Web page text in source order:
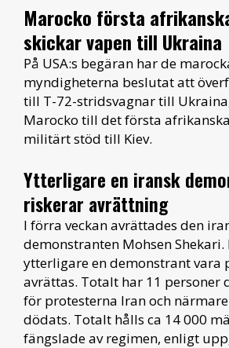
Marocko första
skickar vapen till Ukraina
På USA:s begäran har de
myndigheterna beslutat att
till T-72-stridsvagnar till
Marocko till det första
militärt stöd till Kiev.
Ytterligare en iransk
riskerar avrättning
I förra veckan avrättades den
demonstranten Mohsen Shekari.
ytterligare en demonstrant vara
avrättas. Totalt har 11 personer
för protesterna Iran och
dödats. Totalt hålls ca 14 000
fängslade av regimen, enligt